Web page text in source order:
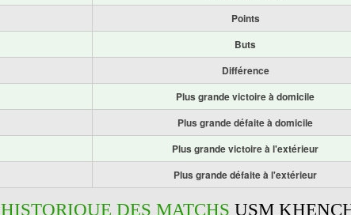
Points
Buts
Différence
Plus grande victoire à domicile
Plus grande défaite à domicile
Plus grande victoire à l'extérieur
Plus grande défaite à l'extérieur
HISTORIQUE DES MATCHS USM